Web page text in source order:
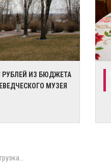
РУБЛЕЙ ИЗ БЮДЖЕТА
МУЗЕЯ